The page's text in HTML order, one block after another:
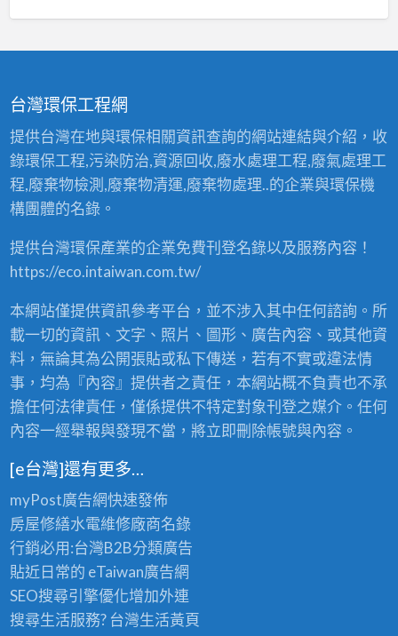
2
務
中
回
收
、
收
購
賣
2
小
時
省
服
務
！
〉
台灣環保工程網
提供台灣在地與環保相關資訊查詢的網站連結與介紹，收
錄環保工程,污染防治,資源回收,廢水處理工程,廢氣處理工
程,廢棄物檢測,廢棄物清運,廢棄物處理..的企業與環保機
構團體的名錄。
提供台灣環保產業的企業免費刊登名錄以及服務內容！
https://eco.intaiwan.com.tw/
本網站僅提供資訊參考平台，並不涉入其中任何諮詢。所
載一切的資訊、文字、照片、圖形、廣告內容、或其他資
料，無論其為公開張貼或私下傳送，若有不實或違法情
事，均為『內容』提供者之責任，本網站概不負責也不承
擔任何法律責任，僅係提供不特定對象刊登之媒介。任何
內容一經舉報與發現不當，將立即刪除帳號與內容。
[e台灣]還有更多…
myPost廣告網快速發佈
房屋修繕水電維修廠商名錄
行銷必用:台灣B2B分類廣告
貼近日常的 eTaiwan廣告網
SEO搜尋引擎優化增加外連
搜尋生活服務? 台灣生活黃頁